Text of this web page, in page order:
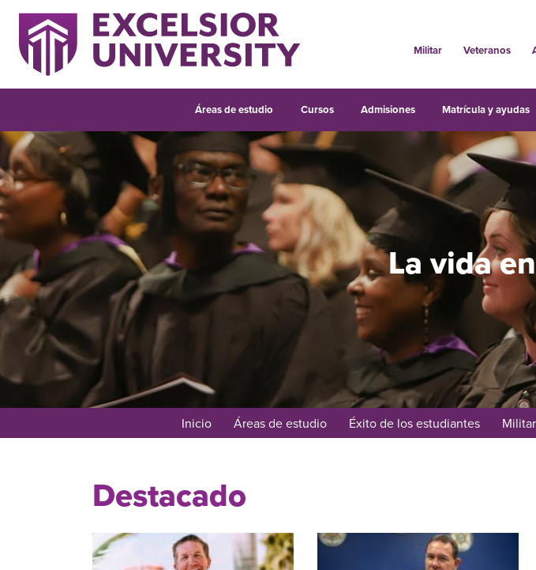
Militar Veteranos
Áreas de estudio Cursos Admisiones Matrícula y ayudas
La vida
Inicio Áreas de estudio Éxito de los estudiantes
Destacado